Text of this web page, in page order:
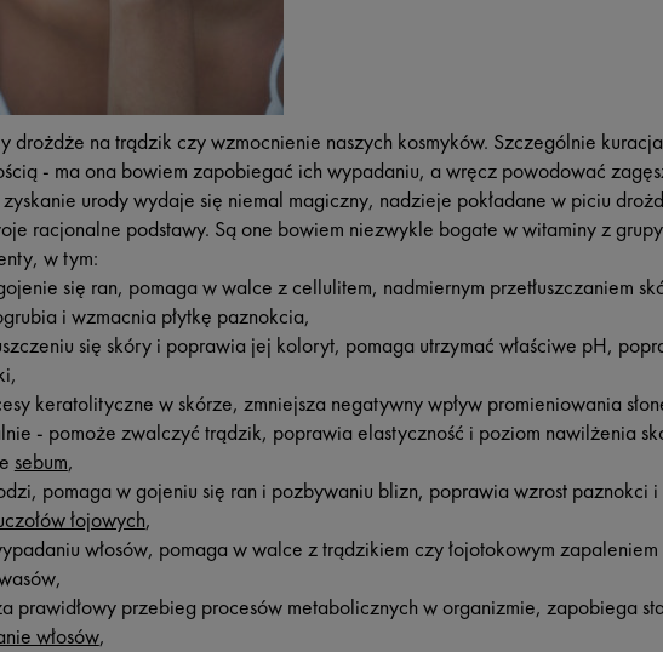
drożdże na trądzik czy wzmocnienie naszych kosmyków. Szczególnie
- ma ona bowiem zapobiegać ich wypadaniu, a wręcz powodować
urody wydaje się niemal magiczny, nadzieje pokładane w piciu
racjonalne podstawy. Są one bowiem niezwykle bogate w witaminy z
w tym:
się ran, pomaga w walce z cellulitem, nadmiernym przetłuszczaniem
i wzmacnia płytkę paznokcia,
się skóry i poprawia jej koloryt, pomaga utrzymać właściwe pH,
keratolityczne w skórze, zmniejsza negatywny wpływ promieniowania
- pomoże zwalczyć trądzik, poprawia elastyczność i poziom nawilżenia
sebum,
pomaga w gojeniu się ran i pozbywaniu blizn, poprawia wzrost paznokci i
łojowych,
włosów, pomaga w walce z trądzikiem czy łojotokowym
prawidłowy przebieg procesów metabolicznych w organizmie, zapobiega
włosów,